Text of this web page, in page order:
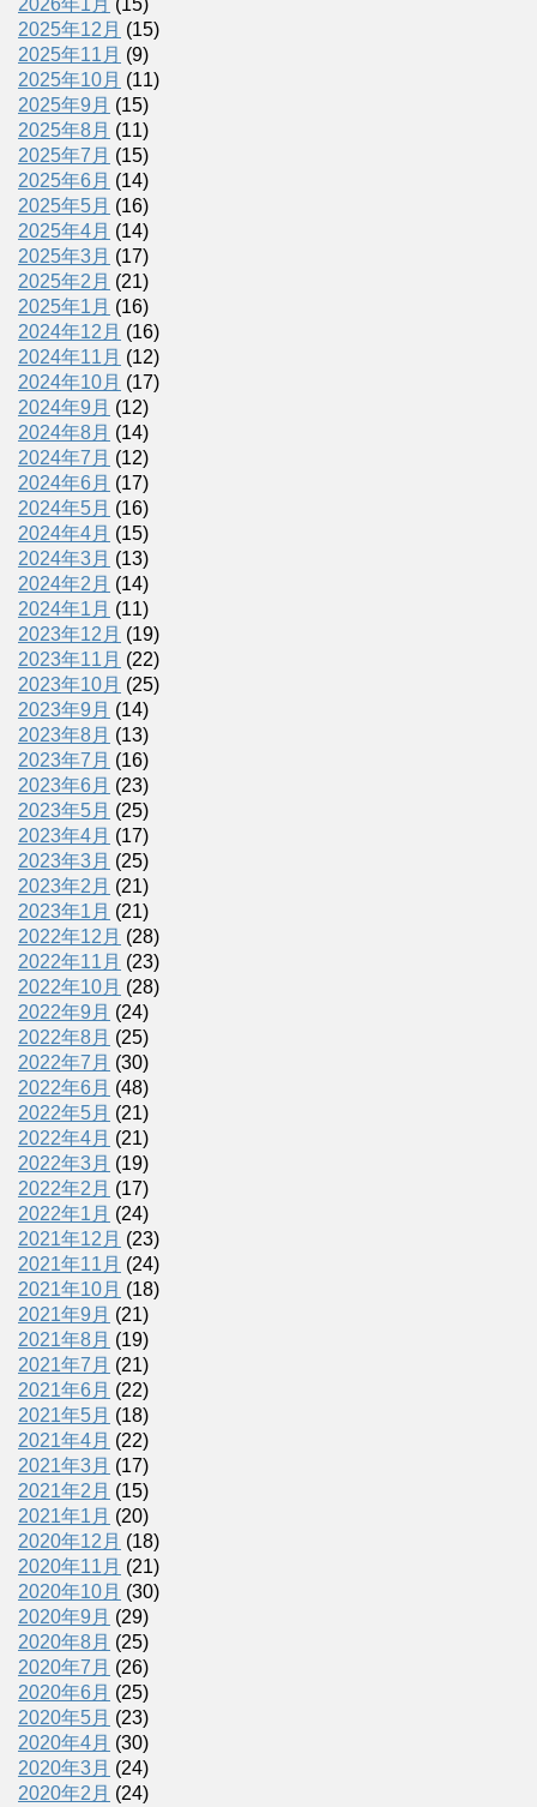
2026年1月 (15)
2025年12月 (15)
2025年11月 (9)
2025年10月 (11)
2025年9月 (15)
2025年8月 (11)
2025年7月 (15)
2025年6月 (14)
2025年5月 (16)
2025年4月 (14)
2025年3月 (17)
2025年2月 (21)
2025年1月 (16)
2024年12月 (16)
2024年11月 (12)
2024年10月 (17)
2024年9月 (12)
2024年8月 (14)
2024年7月 (12)
2024年6月 (17)
2024年5月 (16)
2024年4月 (15)
2024年3月 (13)
2024年2月 (14)
2024年1月 (11)
2023年12月 (19)
2023年11月 (22)
2023年10月 (25)
2023年9月 (14)
2023年8月 (13)
2023年7月 (16)
2023年6月 (23)
2023年5月 (25)
2023年4月 (17)
2023年3月 (25)
2023年2月 (21)
2023年1月 (21)
2022年12月 (28)
2022年11月 (23)
2022年10月 (28)
2022年9月 (24)
2022年8月 (25)
2022年7月 (30)
2022年6月 (48)
2022年5月 (21)
2022年4月 (21)
2022年3月 (19)
2022年2月 (17)
2022年1月 (24)
2021年12月 (23)
2021年11月 (24)
2021年10月 (18)
2021年9月 (21)
2021年8月 (19)
2021年7月 (21)
2021年6月 (22)
2021年5月 (18)
2021年4月 (22)
2021年3月 (17)
2021年2月 (15)
2021年1月 (20)
2020年12月 (18)
2020年11月 (21)
2020年10月 (30)
2020年9月 (29)
2020年8月 (25)
2020年7月 (26)
2020年6月 (25)
2020年5月 (23)
2020年4月 (30)
2020年3月 (24)
2020年2月 (24)